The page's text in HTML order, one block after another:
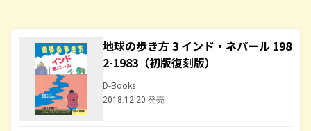
地球の歩き方 3 インド・ネパール 198
2-1983（初版復刻版）
D-Books
2018.12.20 発売